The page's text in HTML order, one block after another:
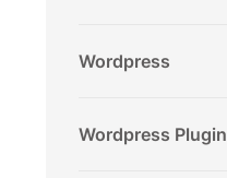
Wordpress
Wordpress Plugin